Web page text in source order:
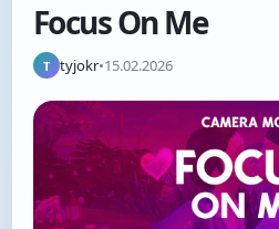
Focus On Me
T tyjokr•15.02.2026